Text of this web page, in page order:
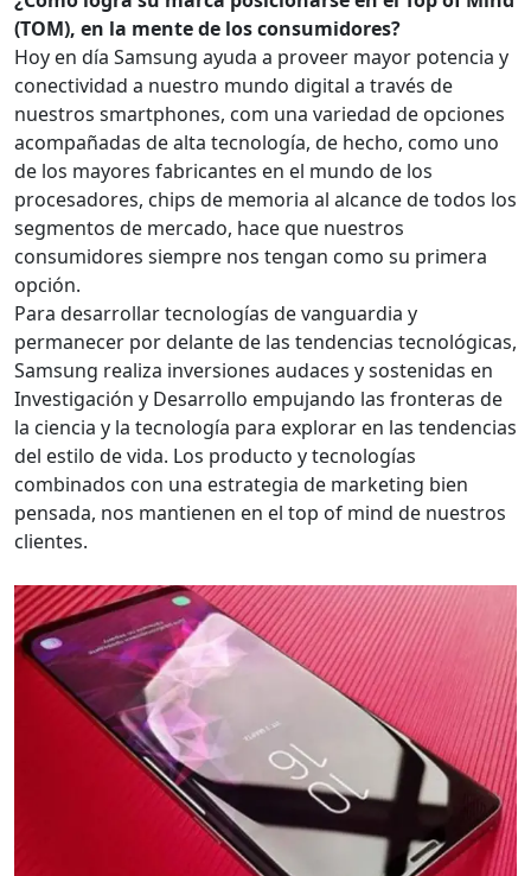
(TOM), en la mente de los consumidores?
Hoy en día Samsung ayuda a proveer mayor potencia y
conectividad a nuestro mundo digital a través de
nuestros smartphones, com una variedad de opciones
acompañadas de alta tecnología, de hecho, como uno
de los mayores fabricantes en el mundo de los
procesadores, chips de memoria al alcance de todos los
segmentos de mercado, hace que nuestros
consumidores siempre nos tengan como su primera
opción.
Para desarrollar tecnologías de vanguardia y
permanecer por delante de las tendencias tecnológicas,
Samsung realiza inversiones audaces y sostenidas en
Investigación y Desarrollo empujando las fronteras de
la ciencia y la tecnología para explorar en las tendencias
del estilo de vida. Los producto y tecnologías
combinados con una estrategia de marketing bien
pensada, nos mantienen en el top of mind de nuestros
clientes.